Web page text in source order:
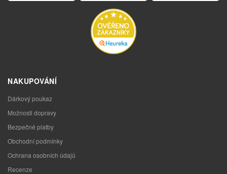
NAKUPOVÁNÍ
Dárkový poukaz
Možnosti dopravy
Bezpečné platby
Obchodní podmínky
Ochrana osobních údajů
Recenze